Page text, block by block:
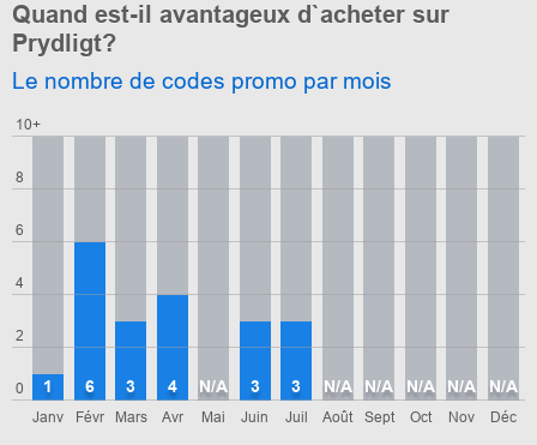
Quand est-il avantageux d`acheter sur
Prydligt?
Le nombre de codes promo par mois
0
2
4
6
8
10+
Janv
1
Févr
6
Mars
3
Avr
4
Mai
N/A
Juin
3
Juil
3
Août
N/A
Sept
N/A
Oct
N/A
Nov
N/A
Déc
N/A